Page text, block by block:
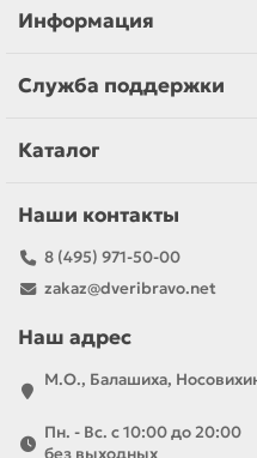
Информация
Служба поддержки
Каталог
Наши контакты
8 (495) 971-50-00
zakaz@dveribravo.net
Наш адрес
М.О., Балашиха,
Пн. - Вс. с 10:00 до 20:00